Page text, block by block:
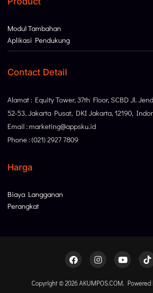
Modul Tambahan
Aplikasi Pendukung
Contact Detail
Alamat : Equity Tower, 37th Floor, SCBD Jl.
52-53, Jakarta Pusat, DKI Jakarta, 12190,
Email : marketing@appsku.id
Phone : (021) 2927 7809
Harga
Biaya Langganan
Perangkat
Copyright © 2026 AKUMPOS.COM. Powered